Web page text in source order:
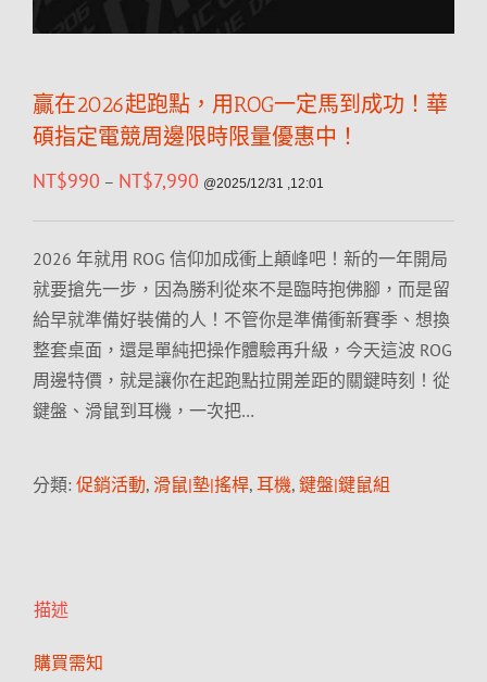
贏在2026起跑點，用ROG一定馬到成功！華
碩指定電競周邊限時限量優惠中！
NT$990 – NT$7,990 @2025/12/31 ,12:01
2026 年就用 ROG 信仰加成衝上顛峰吧！新的一年開局
就要搶先一步，因為勝利從來不是臨時抱佛腳，而是留
給早就準備好裝備的人！不管你是準備衝新賽季、想換
整套桌面，還是單純把操作體驗再升級，今天這波 ROG
周邊特價，就是讓你在起跑點拉開差距的關鍵時刻！從
鍵盤、滑鼠到耳機，一次把…
分類: 促銷活動, 滑鼠|墊|搖桿, 耳機, 鍵盤|鍵鼠組
描述
購買需知